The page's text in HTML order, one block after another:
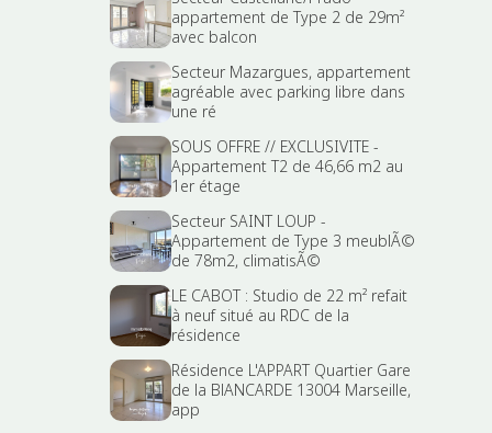
appartement de Type 2 de 29m²
avec balcon
Secteur Mazargues, appartement
agréable avec parking libre dans
une ré
SOUS OFFRE // EXCLUSIVITE -
Appartement T2 de 46,66 m2 au
1er étage
Secteur SAINT LOUP -
Appartement de Type 3 meublÃ©
de 78m2, climatisÃ©
LE CABOT : Studio de 22 m² refait
à neuf situé au RDC de la
résidence
Résidence L'APPART Quartier Gare
de la BlANCARDE 13004 Marseille,
app